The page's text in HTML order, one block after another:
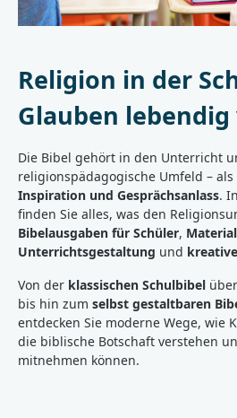
Religion in der
Glauben
Die Bibel gehört in den Unterricht
religionspädagogische Umfeld – als
Inspiration und Gesprächsanlass.
finden Sie alles, was den
Bibelausgaben für Schüler,
Unterrichtsgestaltung und
Von der klassischen Schulbibel über
bis hin zum selbst gestaltbaren
entdecken Sie moderne Wege, wie
die biblische Botschaft verstehen
mitnehmen können.